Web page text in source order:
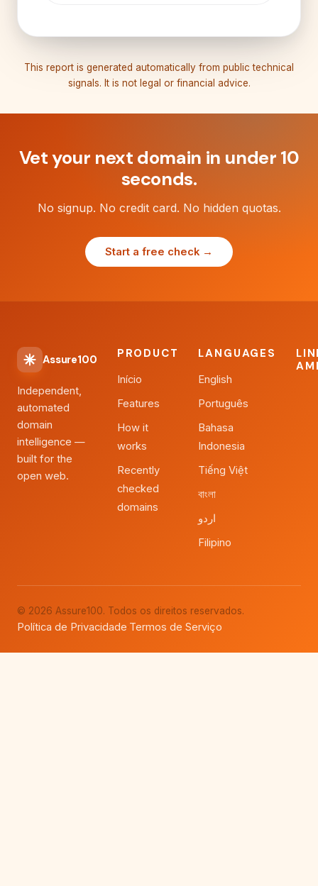
This report is generated automatically from public technical
signals. It is not legal or financial advice.
Vet your next domain in under 10
seconds.
No signup. No credit card. No hidden quotas.
Start a free check →
Assure100
Independent,
automated
domain
intelligence —
built for the
open web.
PRODUCT
Início
Features
How it
works
Recently
checked
domains
LANGUAGES
English
Português
Bahasa
Indonesia
Tiếng Việt
বাংলা
اردو
Filipino
© 2026 Assure100. Todos os direitos reservados.
Política de Privacidade·Termos de Serviço